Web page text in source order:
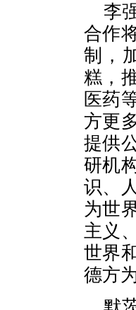
李
合作
制，
糕，
医药
方更
提供
研机
识、
为世
主义
世界
德方